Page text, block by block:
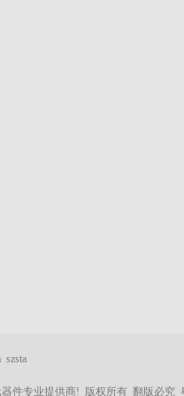
szsta
器件专业提供商! 版权所有 翻版必究